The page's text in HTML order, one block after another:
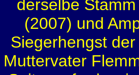
derselbe
(2007) und
Siegerhengst
Muttervater